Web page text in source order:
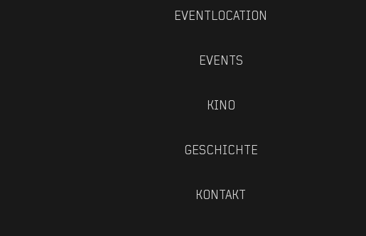
EVENTLOCATION
EVENTS
KINO
GESCHICHTE
KONTAKT